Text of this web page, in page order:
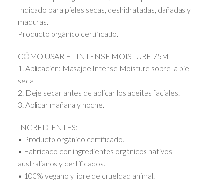
Indicado para pieles secas, deshidratadas, dañadas y
maduras.
Producto orgánico certificado.
CÓMO USAR EL INTENSE MOISTURE 75ML
1. Aplicación: Masajee Intense Moisture sobre la piel
seca.
2. Deje secar antes de aplicar los aceites faciales.
3. Aplicar mañana y noche.
INGREDIENTES:
• Producto orgánico certificado.
• Fabricado con ingredientes orgánicos nativos
australianos y certificados.
• 100% vegano y libre de crueldad animal.